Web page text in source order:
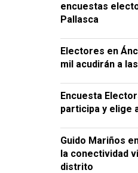
encuestas
Pallasca
Electores en
mil acudirán a
Encuesta
participa y elige
Guido Mariños
la conectividad
distrito